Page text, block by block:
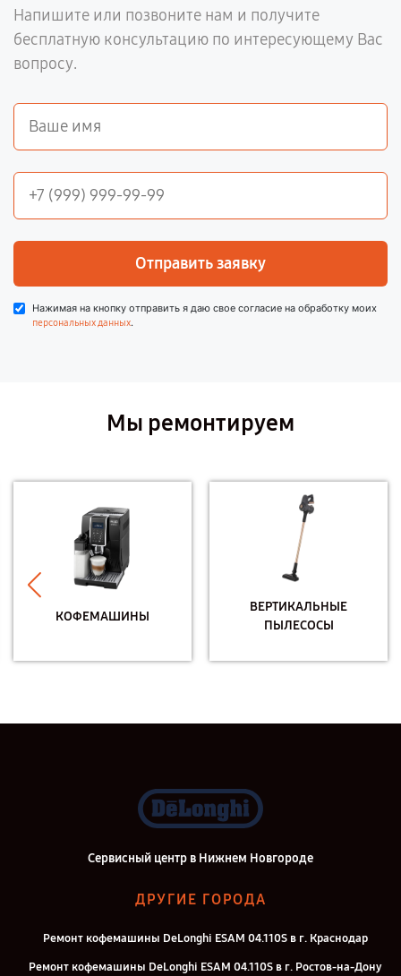
Напишите или позвоните нам и получите
бесплатную консультацию по интересующему Вас
вопросу.
Отправить заявку
Нажимая на кнопку отправить я даю свое согласие на обработку моих
персональных данных.
Мы ремонтируем
КОФЕМАШИНЫ
ВЕРТИКАЛЬНЫЕ
ПЫЛЕСОСЫ
Сервисный центр в Нижнем Новгороде
ДРУГИЕ ГОРОДА
Ремонт кофемашины DeLonghi ESAM 04.110S в г. Краснодар
Ремонт кофемашины DeLonghi ESAM 04.110S в г. Ростов-на-Дону